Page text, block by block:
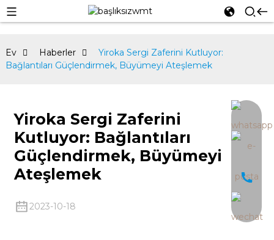
Ev Haberler
Yiroka Sergi Zaferini Kutluyor:
Bağlantıları Güçlendirmek, Büyümeyi Ateşlemek
Yiroka Sergi Zaferini
Kutluyor: Bağlantıları
Güçlendirmek, Büyümeyi
Ateşlemek
2023-10-18